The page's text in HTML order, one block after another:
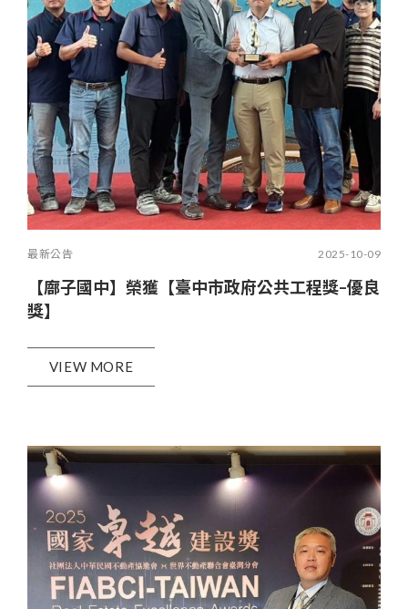
最新公告 2025-10-09
【廍子國中】榮獲【臺中市政府公共工程獎–優良
獎】
VIEW MORE